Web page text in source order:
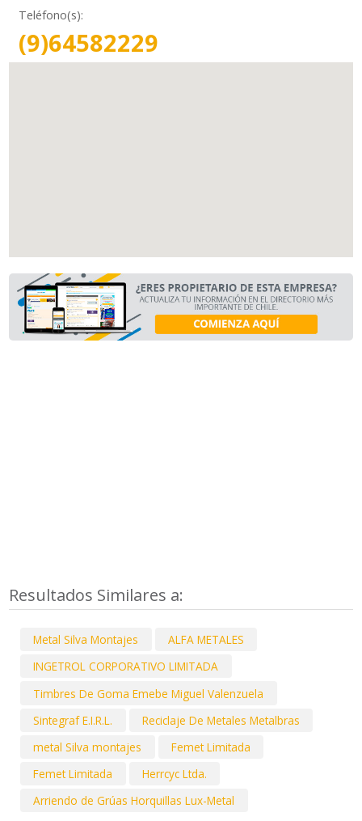
Teléfono(s):
(9)64582229
Resultados Similares a:
Metal Silva Montajes
ALFA METALES
INGETROL CORPORATIVO LIMITADA
Timbres De Goma Emebe Miguel Valenzuela
Sintegraf E.I.R.L.
Reciclaje De Metales Metalbras
metal Silva montajes
Femet Limitada
Femet Limitada
Herrcyc Ltda.
Arriendo de Grúas Horquillas Lux-Metal